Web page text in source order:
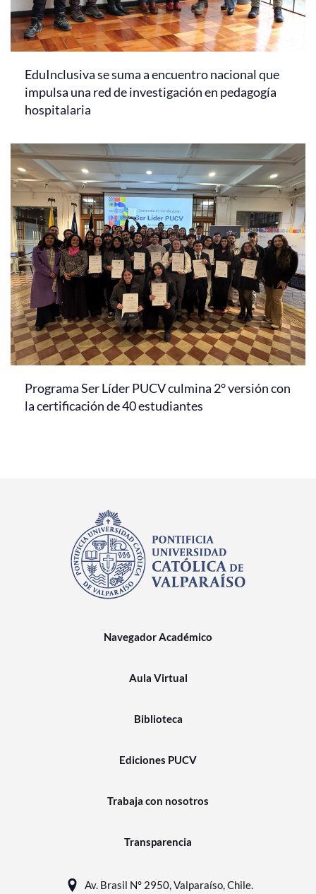
EduInclusiva se suma a encuentro nacional que
impulsa una red de investigación en pedagogía
hospitalaria
Programa Ser Líder PUCV culmina 2° versión con
la certificación de 40 estudiantes
Navegador Académico
Aula Virtual
Biblioteca
Ediciones PUCV
Trabaja con nosotros
Transparencia
Av. Brasil N° 2950, Valparaíso, Chile.